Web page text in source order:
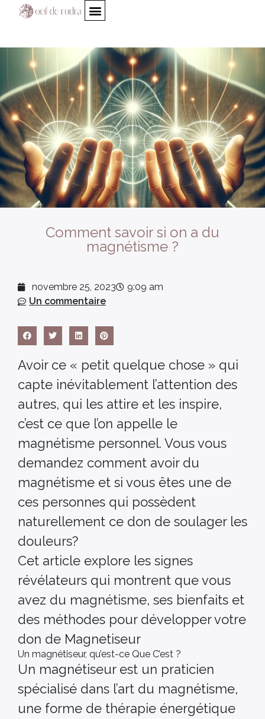
Comment savoir si on a du
magnétisme ?
novembre 25, 2023
9:09 am
Un commentaire
Avoir ce « petit quelque chose » qui
capte inévitablement l’attention des
autres, qui les attire et les inspire,
c’est ce que l’on appelle le
magnétisme personnel. Vous vous
demandez comment avoir du
magnétisme et si vous êtes une de
ces personnes qui possèdent
naturellement ce don de soulager les
douleurs?
Cet article explore les signes
révélateurs qui montrent que vous
avez du magnétisme, ses bienfaits et
des méthodes pour développer votre
don de Magnetiseur
Un magnétiseur, qu’est-ce Que C’est ?
Un magnétiseur est un praticien
spécialisé dans l’art du magnétisme,
une forme de thérapie énergétique